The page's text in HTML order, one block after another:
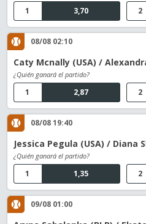
3,70
1 2
08/08 02:10
Caty Mcnally (USA) /
¿Quién ganará el partido?
2,87
1 2
08/08 19:40
Jessica Pegula (USA) / Diana
¿Quién ganará el partido?
1,35
1 2
09/08 01:00